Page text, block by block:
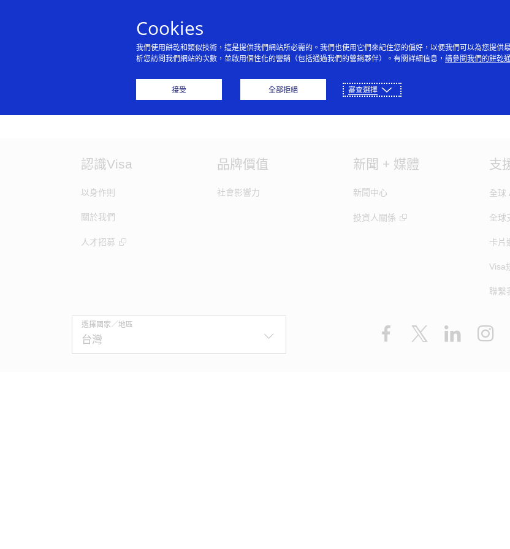
個人 企業 創新者
Sorry, this service is currently unavailable at this time. Please check
認識Visa
以身作則
關於我們
人才招募
品牌價值
社會影響力
新聞 + 媒體
新聞中心
投資人關係
支
全球
全球
卡片
Visa
聯繫
選擇國家／地區 Facebook LinkedIn
Cookies
我們使用餅乾和類似技術，這是提供我們網站所必需的。我們也使用它們來記住您的偏好，以便我們可以為您提供
析您訪問我們網站的次數，並啟用個性化的營銷（包括通過我們的營銷夥伴）。有關詳細信息， 請參閱我們的餅乾
接受 全部拒絕 審查選擇